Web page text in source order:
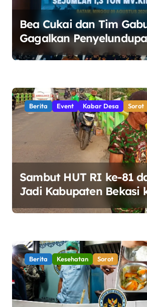
s
Bea Cukai dan Tim
Gagalkan
Ketamin di Perairan
Berita Event Kabar Desa Sorot
Sambut HUT RI ke-81
Jadi Kabupaten Bekasi
Pemdes Muara bakti
Berita Kesehatan Sorot